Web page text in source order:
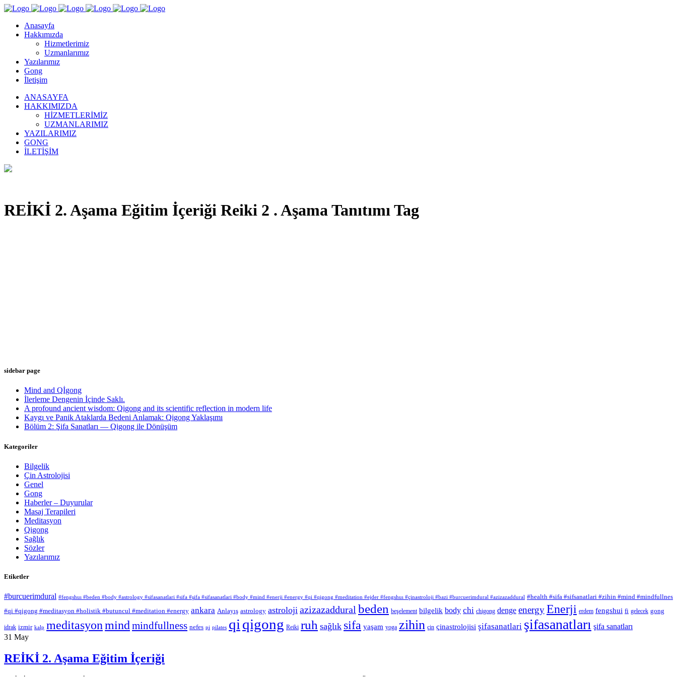
Anasayfa
Hakkımızda
Hizmetlerimiz
Uzmanlarımız
Yazılarımız
Gong
İletişim
ANASAYFA
HAKKIMIZDA
HIZMETLERIMIZ
UZMANLARIMIZ
YAZILARIMIZ
GONG
İLETIŞIM
REİKİ 2. Aşama Eğitim İçeriği Reiki 2 . Aşama Tanıtımı Tag
sidebar page
Mind and Qİgong
İlerleme Dengenin İçinde Saklı.
A profound ancient wisdom: Qigong and its scientific reflection in modern life
Kaygı ve Panik Ataklarda Bedeni Anlamak: Qigong Yaklaşımı
Bölüm 2: Şifa Sanatları — Qigong ile Dönüşüm
Kategoriler
Bilgelik
Çin Astrolojisi
Genel
Gong
Haberler – Duyurular
Masaj Terapileri
Meditasyon
Qigong
Sağlık
Sözler
Yazılarımız
Etiketler
#burcuerimdural #fengshuı #beden #body #astrology #sifasanatlari #sifa #şifa #sifasanatlari #body #mind #enerji #energy #qi #qigong #meditation #ejder #fengshuı #çinastroloji #bazi #burcuerimdural #azizazaddural #health #sifa #sifsanatlari #zihin #mind #mindfullnes
#qi #qigong #meditasyon #holistik #butuncul #meditation #energy ankara Anlayış astrology astroloji azizazaddural beden beşelement bilgelik body chi chigong denge energyEnerji erdem fengshui fi gelecek gong
idrak izmir kalp meditasyonmind mindfullness nefes pi pilates qi qigong Reiki ruh sağlık sifa yaşam yoga zihin çin çinastrolojisi şifasanatlari şifasanatları şifa sanatları
31 May
REİKİ 2. Aşama Eğitim İçeriği